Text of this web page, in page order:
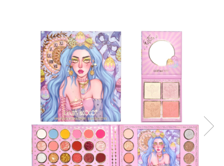
Organizatoare si Depozitare
Organizatoare si Depozitare
Pahare, Sticle si Cani
Ustensile pentru Bucătărie
Ustensile pentru Bucătărie
Veselă pentru Masă
Articole pentru Casa si Curatenie
Accesorii Ingrijire Casa
Cutii depozitare